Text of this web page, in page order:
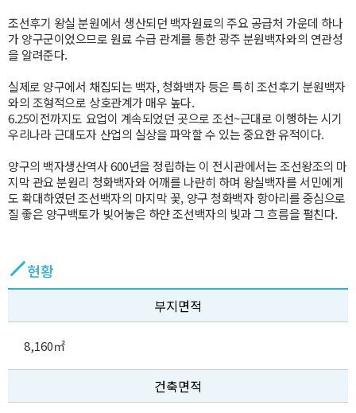
조선후기 왕실 분원에서 생산되던 백자원료의 주요 공급처 가운데 하나
가 양구군이었으므로 원료 수급 관계를 통한 광주 분원백자와의 연관성
을 알려준다.
실제로 양구에서 채집되는 백자, 청화백자 등은 특히 조선후기 분원백자
와의 조형적으로 상호관계가 매우 높다.
6.25이전까지도 요업이 계속되었던 곳으로 조선~근대로 이행하는 시기
우리나라 근대도자 산업의 실상을 파악할 수 있는 중요한 유적이다.
양구의 백자생산역사 600년을 정립하는 이 전시관에서는 조선왕조의 마
지막 관요 분원리 청화백자와 어깨를 나란히 하며 왕실백자를 서민에게
도 확대하였던 조선백자의 마지막 꽃, 양구 청화백자 항아리를 중심으로
질 좋은 양구백토가 빚어놓은 하얀 조선백자의 빛과 그 흐름을 펼친다.
현황
부지면적
8,160㎡
건축면적